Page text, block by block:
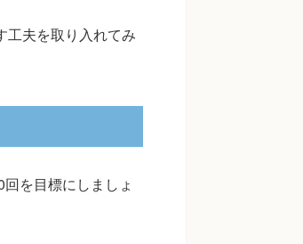
工夫を取り入れてみ
を目標にしましょ